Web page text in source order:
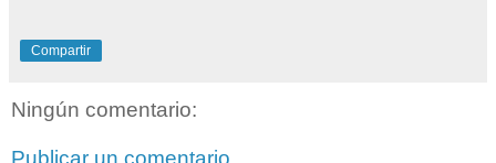
Compartir
Ningún comentario:
Publicar un comentario